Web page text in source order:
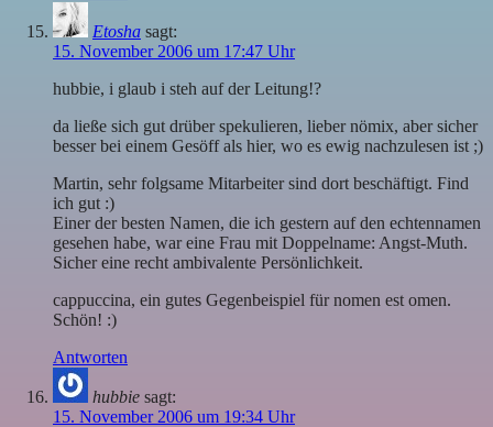
Etosha sagt:
15. November 2006 um 17:47 Uhr
hubbie, i glaub i steh auf der Leitung!?
da ließe sich gut drüber spekulieren, lieber nömix, aber sicher
besser bei einem Gesöff als hier, wo es ewig nachzulesen ist ;)
Martin, sehr folgsame Mitarbeiter sind dort beschäftigt. Find
ich gut :)
Einer der besten Namen, die ich gestern auf den echtennamen
gesehen habe, war eine Frau mit Doppelname: Angst-Muth.
Sicher eine recht ambivalente Persönlichkeit.
cappuccina, ein gutes Gegenbeispiel für nomen est omen.
Schön! :)
Antworten
hubbie sagt:
15. November 2006 um 19:34 Uhr